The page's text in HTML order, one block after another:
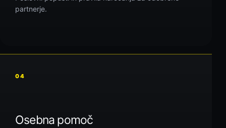
partnerje.
04
Osebna pomoč